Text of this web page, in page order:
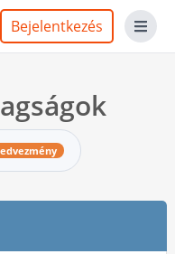
Bejelentkezés